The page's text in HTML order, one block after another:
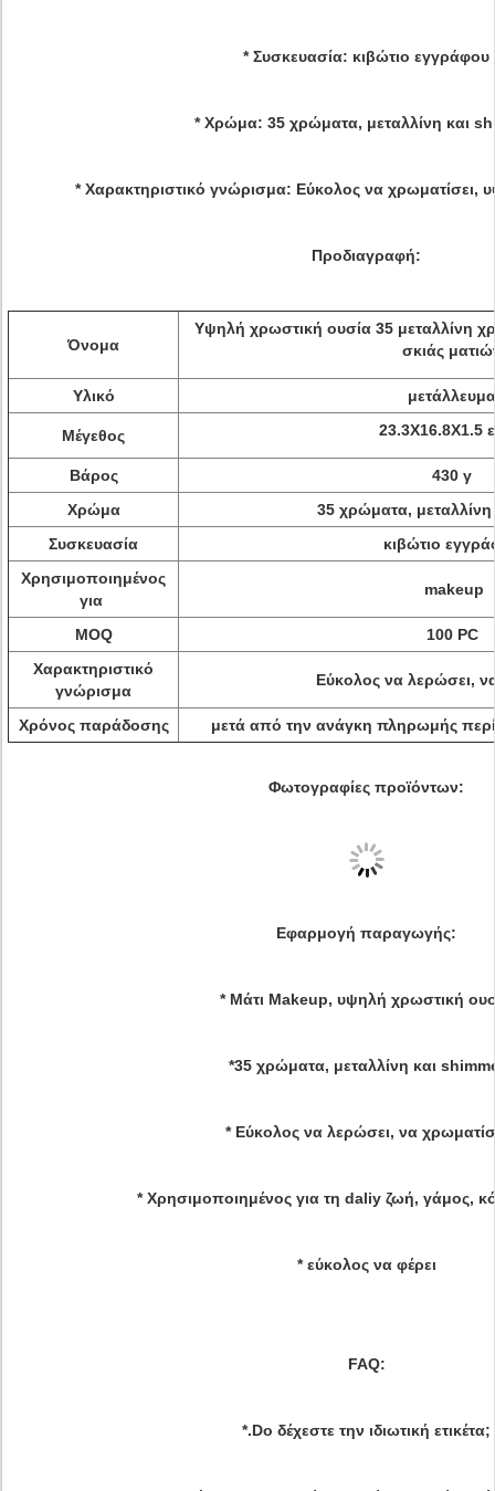
* Συσκευασία: κιβώτιο εγγράφου
* Χρώμα: 35 χρώματα, μεταλλίνη και
* Χαρακτηριστικό γνώρισμα: Εύκολος να χρωματίσει,
Προδιαγραφή:
Όνομα
Υψηλή χρωστική ουσία 35 μεταλλίνη
σκιάς
Υλικό μετάλλευμα
Μέγεθος 23.3X16.8X1.5
Βάρος
430 γ
Χρώμα
35 χρώματα,
Συσκευασία
κιβώτιο
Χρησιμοποιημένος
για
makeup
MOQ
100 PC
Χαρακτηριστικό
γνώρισμα
Εύκολος να λερώσει,
Χρόνος παράδοσης μετά από την ανάγκη πληρωμής
Φωτογραφίες προϊόντων:
Εφαρμογή παραγωγής:
* Μάτι Makeup, υψηλή χρωστική
*35 χρώματα, μεταλλίνη και
* Εύκολος να λερώσει, να
* Χρησιμοποιημένος για τη daliy ζωή, γάμος,
* εύκολος να φέρει
FAQ:
*.Do δέχεστε την ιδιωτική ετικέτα;